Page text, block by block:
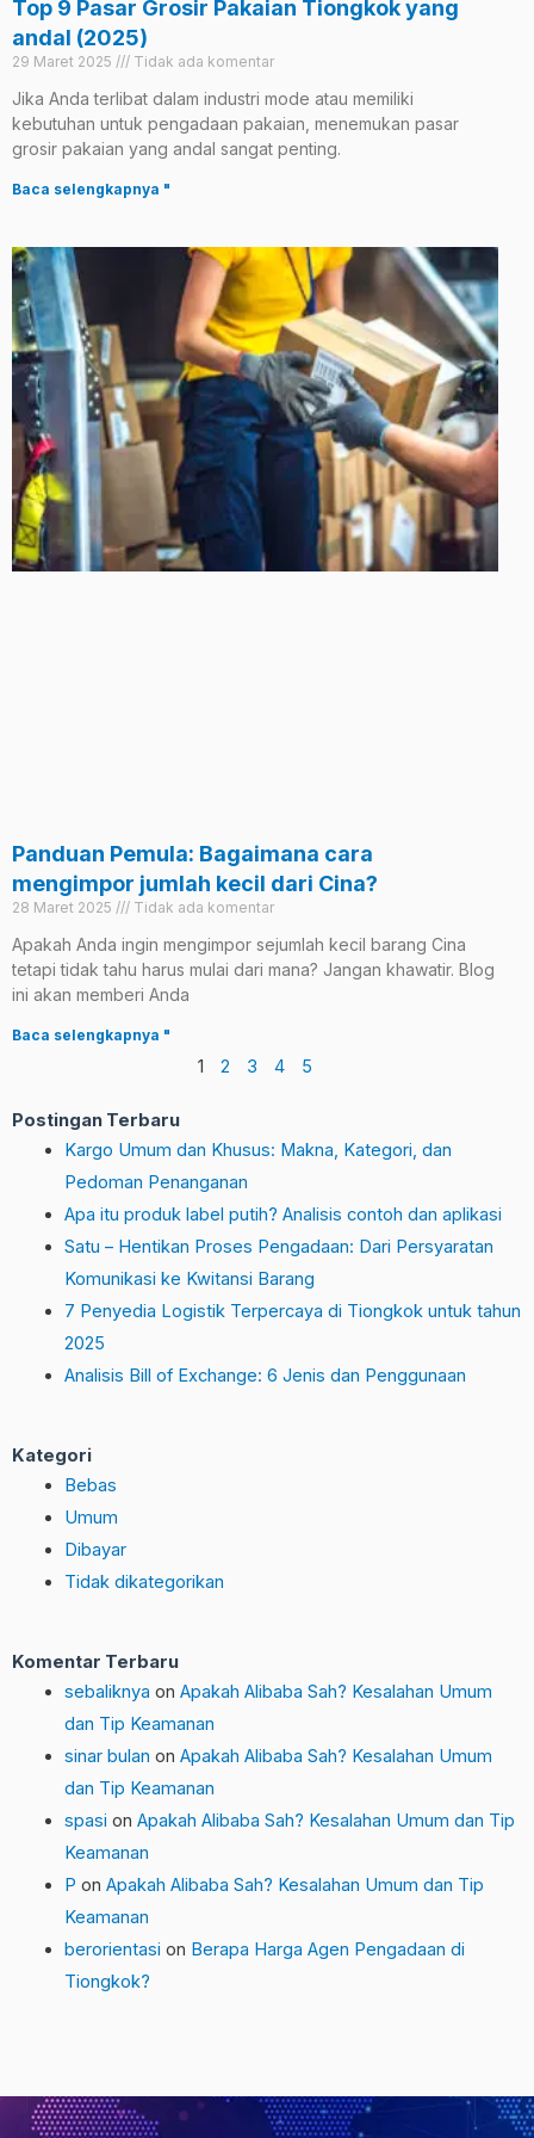
Top 9 Pasar Grosir Pakaian Tiongkok yang
andal (2025)
29 Maret 2025 Tidak ada komentar
Jika Anda terlibat dalam industri mode atau memiliki
kebutuhan untuk pengadaan pakaian, menemukan pasar
grosir pakaian yang andal sangat penting.
Baca selengkapnya "
Panduan Pemula: Bagaimana cara
mengimpor jumlah kecil dari Cina?
28 Maret 2025 Tidak ada komentar
Apakah Anda ingin mengimpor sejumlah kecil barang Cina
tetapi tidak tahu harus mulai dari mana? Jangan khawatir. Blog
ini akan memberi Anda
Baca selengkapnya "
1 2 3 4 5
Postingan Terbaru
Kargo Umum dan Khusus: Makna, Kategori, dan
Pedoman Penanganan
Apa itu produk label putih? Analisis contoh dan aplikasi
Satu – Hentikan Proses Pengadaan: Dari Persyaratan
Komunikasi ke Kwitansi Barang
7 Penyedia Logistik Terpercaya di Tiongkok untuk tahun
2025
Analisis Bill of Exchange: 6 Jenis dan Penggunaan
Kategori
Bebas
Umum
Dibayar
Tidak dikategorikan
Komentar Terbaru
sebaliknya on Apakah Alibaba Sah? Kesalahan Umum
dan Tip Keamanan
sinar bulan on Apakah Alibaba Sah? Kesalahan Umum
dan Tip Keamanan
spasi on Apakah Alibaba Sah? Kesalahan Umum dan Tip
Keamanan
P on Apakah Alibaba Sah? Kesalahan Umum dan Tip
Keamanan
berorientasi on Berapa Harga Agen Pengadaan di
Tiongkok?